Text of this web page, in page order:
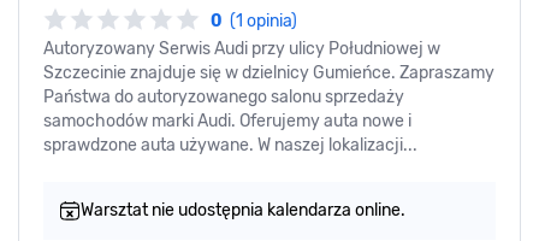
0 (1 opinia)
Autoryzowany Serwis Audi przy ulicy Południowej w
Szczecinie znajduje się w dzielnicy Gumieńce. Zapraszamy
Państwa do autoryzowanego salonu sprzedaży
samochodów marki Audi. Oferujemy auta nowe i
sprawdzone auta używane. W naszej lokalizacji...
Warsztat nie udostępnia kalendarza online.